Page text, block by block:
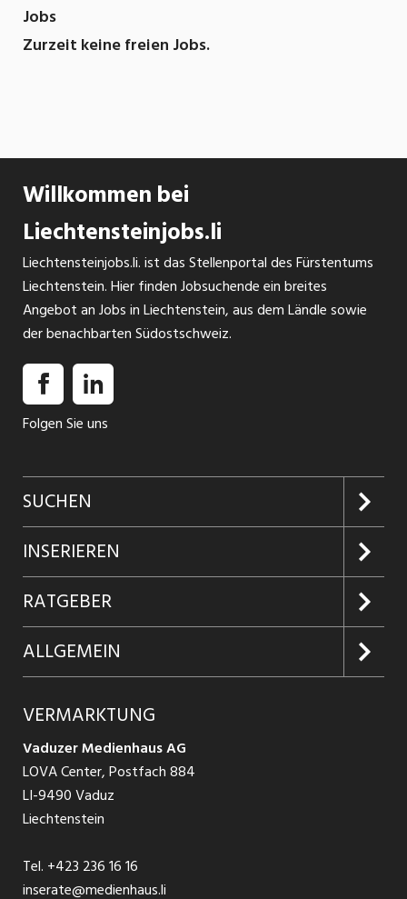
+41 81 385 14 12
E-Mail
Jobs
Zurzeit keine freien Jobs.
Willkommen bei
Liechtensteinjobs.li
Liechtensteinjobs.li. ist das Stellenportal des Fürstentums
Liechtenstein. Hier finden Jobsuchende ein breites
Angebot an Jobs in Liechtenstein, aus dem Ländle sowie
der benachbarten Südostschweiz.
Folgen Sie uns
SUCHEN
Jobs suchen
Jobabo
Firmen entdecken
Jobs in Graubünden
Jobs in St. Gallen
Jobs in Glarus
Jobs in der Südostschweiz
Temporär Jobs
INSERIEREN
Kundenlogin
Inserieren
Produkte
Schnittstelle
RATGEBER
Glossar
Ratgeber Bewerbung / Rekrutierung
ALLGEMEIN
AGB
Datenschutzbestimmungen
Nutzungsbedingungen
Impressum
VERMARKTUNG
Vaduzer Medienhaus AG
LOVA Center, Postfach 884
LI-9490 Vaduz
Liechtenstein
Tel. +423 236 16 16
inserate@medienhaus.li